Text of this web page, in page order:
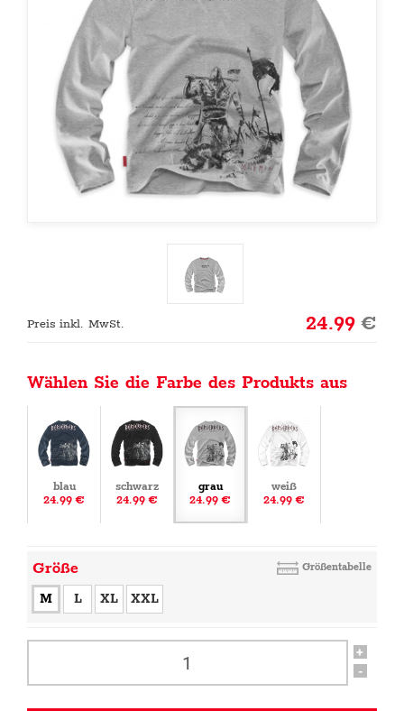
Preis inkl. MwSt. 24.99€
Wählen Sie die Farbe des Produkts aus
blau
24.99 €
schwarz
24.99 €
grau
24.99 €
weiß
24.99 €
Größe Größentabelle
M L XL XXL
+
-